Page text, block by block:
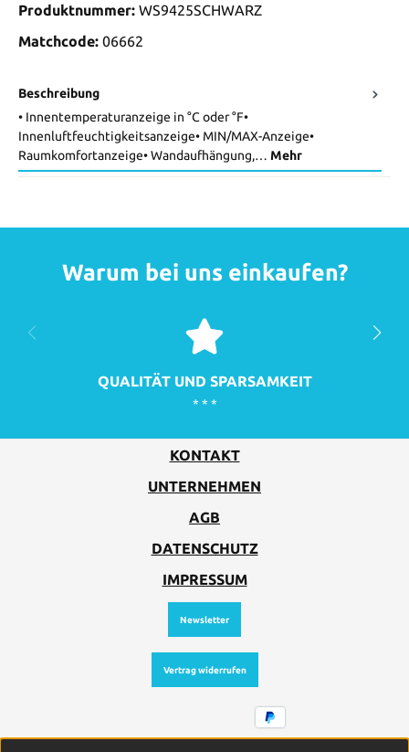
Produktnummer: WS9425SCHWARZ
Matchcode: 06662
Beschreibung
• Innentemperaturanzeige in °C oder °F•
Innenluftfeuchtigkeitsanzeige• MIN/MAX-Anzeige•
Raumkomfortanzeige• Wandaufhängung,… Mehr
Warum bei uns einkaufen?
QUALITÄT UND SPARSAMKEIT
* * *
KONTAKT
UNTERNEHMEN
AGB
DATENSCHUTZ
IMPRESSUM
Newsletter
Vertrag widerrufen